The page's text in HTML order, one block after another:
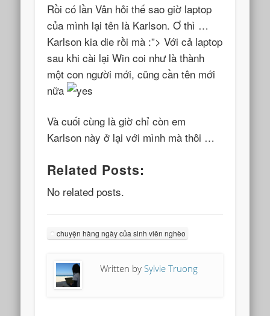
Rồi có lần Vân hỏi thế sao giờ laptop
của mình lại tên là Karlson. Ơ thì …
Karlson kia die rồi mà :”> Với cả laptop
sau khi cài lại Win coi như là thành
một con người mới, cũng cần tên mới
nữa
Và cuối cùng là giờ chỉ còn em
Karlson này ở lại với mình mà thôi …
Related Posts:
No related posts.
chuyện hàng ngày của sinh viên nghèo
Written by Sylvie Truong